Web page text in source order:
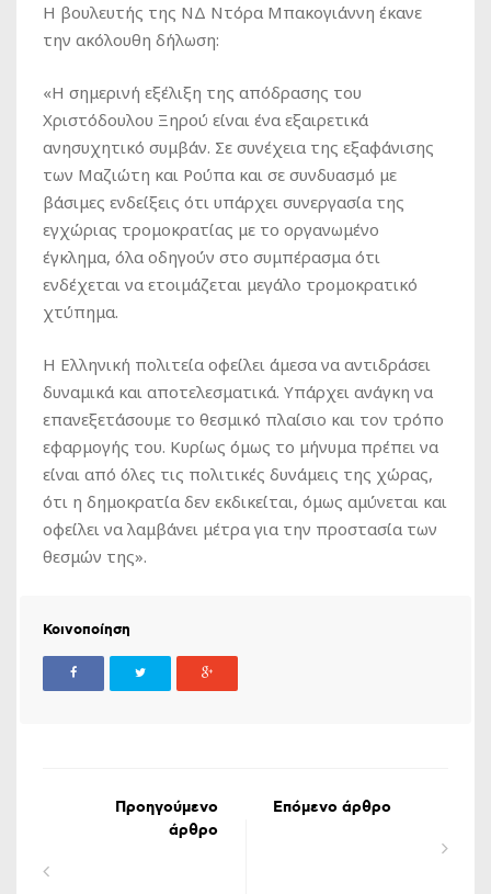
Η βουλευτής της ΝΔ Ντόρα Μπακογιάννη έκανε
την ακόλουθη δήλωση:
«Η σημερινή εξέλιξη της απόδρασης του
Χριστόδουλου Ξηρού είναι ένα εξαιρετικά
ανησυχητικό συμβάν. Σε συνέχεια της εξαφάνισης
των Μαζιώτη και Ρούπα και σε συνδυασμό με
βάσιμες ενδείξεις ότι υπάρχει συνεργασία της
εγχώριας τρομοκρατίας με το οργανωμένο
έγκλημα, όλα οδηγούν στο συμπέρασμα ότι
ενδέχεται να ετοιμάζεται μεγάλο τρομοκρατικό
χτύπημα.
Η Ελληνική πολιτεία οφείλει άμεσα να αντιδράσει
δυναμικά και αποτελεσματικά. Υπάρχει ανάγκη να
επανεξετάσουμε το θεσμικό πλαίσιο και τον τρόπο
εφαρμογής του. Κυρίως όμως το μήνυμα πρέπει να
είναι από όλες τις πολιτικές δυνάμεις της χώρας,
ότι η δημοκρατία δεν εκδικείται, όμως αμύνεται και
οφείλει να λαμβάνει μέτρα για την προστασία των
θεσμών της».
Κοινοποίηση
Προηγούμενο
άρθρο
Επόμενο άρθρο